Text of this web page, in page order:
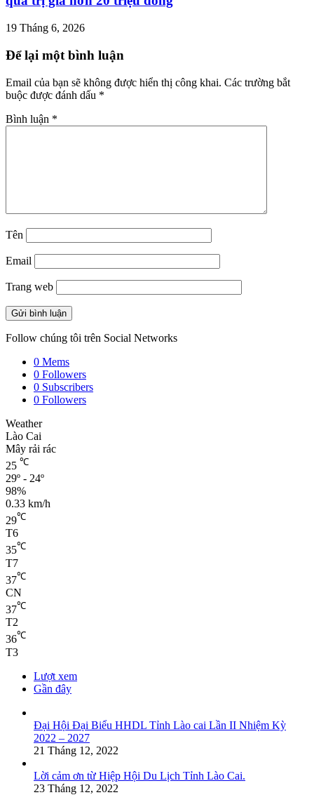
19 Tháng 6, 2026
Để lại một bình luận
Email của bạn sẽ không được hiển thị công khai. Các trường bắt
buộc được đánh dấu *
Bình luận *
Tên
Email
Trang web
Follow chúng tôi trên Social Networks
0 Mems
0 Followers
0 Subscribers
0 Followers
Weather
Lào Cai
Mây rải rác
25 ℃
29º - 24º
98%
0.33 km/h
29℃
T6
35℃
T7
37℃
CN
37℃
T2
36℃
T3
Lượt xem
Gần đây
Đại Hội Đại Biểu HHDL Tỉnh Lào cai Lần II Nhiệm Kỳ
2022 – 2027
21 Tháng 12, 2022
Lời cảm ơn từ Hiệp Hội Du Lịch Tỉnh Lào Cai.
23 Tháng 12, 2022